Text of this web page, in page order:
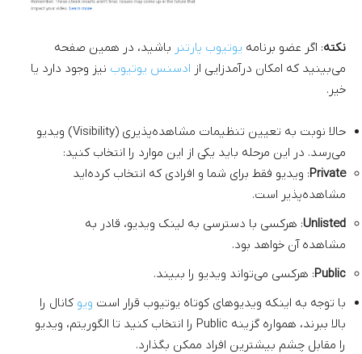
نکته: اگر عضو برنامه یوتیوب پارتنر باشید، در همین صفحه
می‌بینید که امکان درآمدزایی از ادسنس یوتیوب نیز وجود دارد یا
خیر.
حالا نوبت به تعیین تنظیمات مشاهده‌پذیری (Visibility) ویدیو
می‌رسد. در این مرحله باید یکی از این موارد را انتخاب کنید:
Private: ویدیو فقط برای شما و افرادی که انتخاب کرده‌اید
مشاهده‌پذیر است.
Unlisted: هرکسی با دسترسی به لینک ویدیو، قادر به
مشاهده آن خواهد بود.
Public: هرکسی می‌تواند ویدیو را ببیند.
با توجه به اینکه ویدیوهای کوتاه یوتیوب قرار است ویو کانال را
بالا ببرند، همواره گزینه Public را انتخاب کنید تا الگوریتم، ویدیو
را مقابل چشم بیشترین افراد ممکن بگذارد.